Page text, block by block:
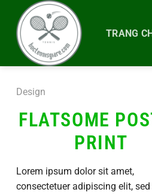
Chuyển
dung
TRANG
Design
FLATSOME
PRINT
Lorem ipsum dolor sit amet,
consectetuer adipiscing elit,